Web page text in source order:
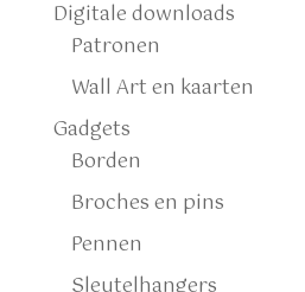
Digitale downloads
Patronen
Wall Art en kaarten
Gadgets
Borden
Broches en pins
Pennen